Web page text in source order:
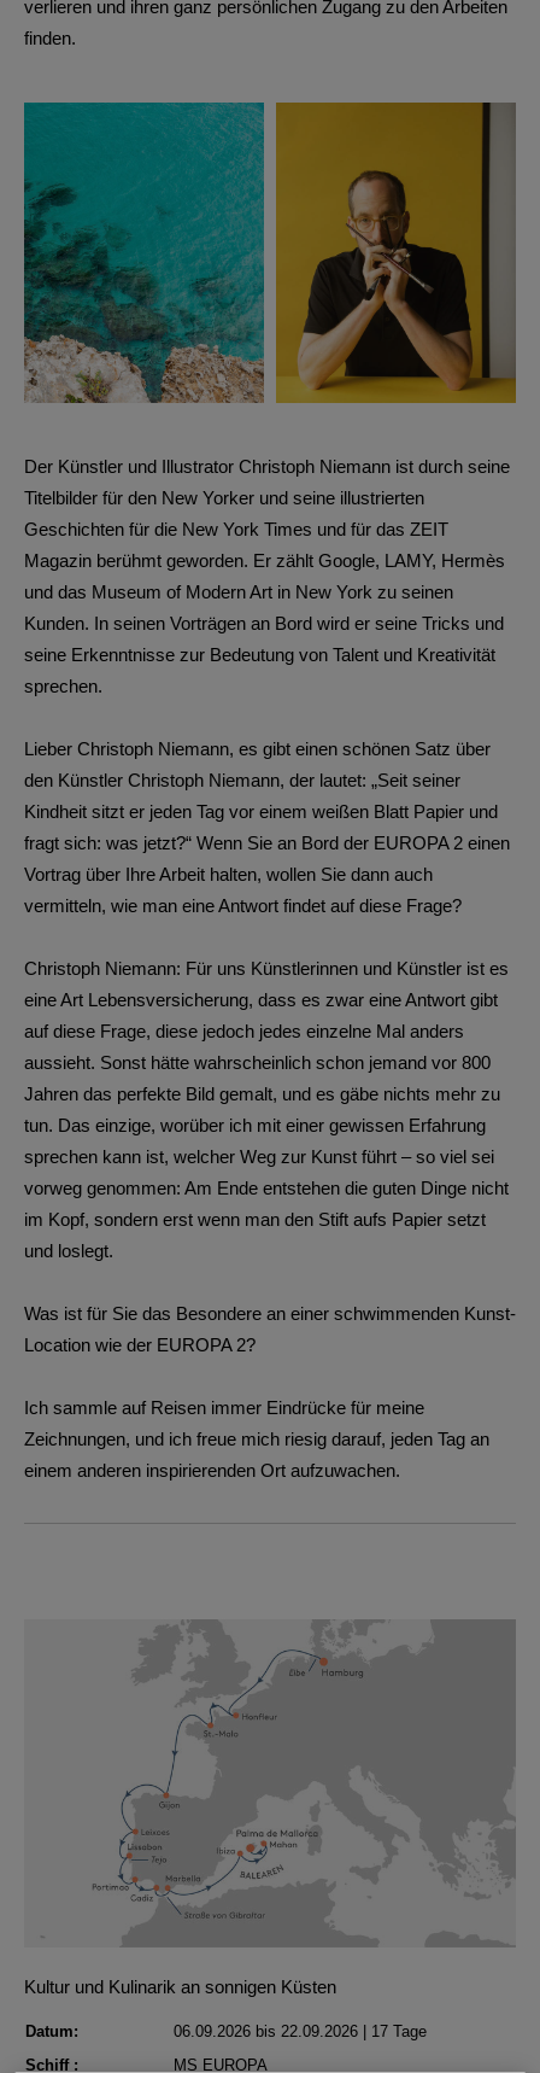
verlieren und ihren ganz persönlichen Zugang zu den Arbeiten
finden.
Der Künstler und Illustrator Christoph Niemann ist durch seine
Titelbilder für den New Yorker und seine illustrierten
Geschichten für die New York Times und für das ZEIT
Magazin berühmt geworden. Er zählt Google, LAMY, Hermès
und das Museum of Modern Art in New York zu seinen
Kunden. In seinen Vorträgen an Bord wird er seine Tricks und
seine Erkenntnisse zur Bedeutung von Talent und Kreativität
sprechen.
Lieber Christoph Niemann, es gibt einen schönen Satz über
den Künstler Christoph Niemann, der lautet: „Seit seiner
Kindheit sitzt er jeden Tag vor einem weißen Blatt Papier und
fragt sich: was jetzt?“ Wenn Sie an Bord der EUROPA 2 einen
Vortrag über Ihre Arbeit halten, wollen Sie dann auch
vermitteln, wie man eine Antwort findet auf diese Frage?
Christoph Niemann: Für uns Künstlerinnen und Künstler ist es
eine Art Lebensversicherung, dass es zwar eine Antwort gibt
auf diese Frage, diese jedoch jedes einzelne Mal anders
aussieht. Sonst hätte wahrscheinlich schon jemand vor 800
Jahren das perfekte Bild gemalt, und es gäbe nichts mehr zu
tun. Das einzige, worüber ich mit einer gewissen Erfahrung
sprechen kann ist, welcher Weg zur Kunst führt – so viel sei
vorweg genommen: Am Ende entstehen die guten Dinge nicht
im Kopf, sondern erst wenn man den Stift aufs Papier setzt
und loslegt.
Was ist für Sie das Besondere an einer schwimmenden Kunst-
Location wie der EUROPA 2?
Ich sammle auf Reisen immer Eindrücke für meine
Zeichnungen, und ich freue mich riesig darauf, jeden Tag an
einem anderen inspirierenden Ort aufzuwachen.
Kultur und Kulinarik an sonnigen Küsten
Datum:
06.09.2026 bis 22.09.2026 | 17 Tage
Schiff :
MS EUROPA